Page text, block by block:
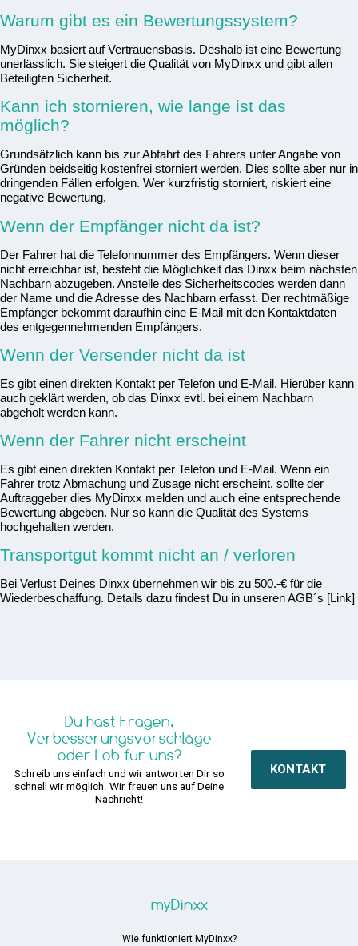
Warum gibt es ein Bewertungssystem?
MyDinxx basiert auf Vertrauensbasis. Deshalb ist eine Bewertung
unerlässlich. Sie steigert die Qualität von MyDinxx und gibt allen
Beteiligten Sicherheit.
Kann ich stornieren, wie lange ist das
möglich?
Grundsätzlich kann bis zur Abfahrt des Fahrers unter Angabe von
Gründen beidseitig kostenfrei storniert werden. Dies sollte aber nur in
dringenden Fällen erfolgen. Wer kurzfristig storniert, riskiert eine
negative Bewertung.
Wenn der Empfänger nicht da ist?
Der Fahrer hat die Telefonnummer des Empfängers. Wenn dieser
nicht erreichbar ist, besteht die Möglichkeit das Dinxx beim nächsten
Nachbarn abzugeben. Anstelle des Sicherheitscodes werden dann
der Name und die Adresse des Nachbarn erfasst. Der rechtmäßige
Empfänger bekommt daraufhin eine E-Mail mit den Kontaktdaten
des entgegennehmenden Empfängers.
Wenn der Versender nicht da ist
Es gibt einen direkten Kontakt per Telefon und E-Mail. Hierüber kann
auch geklärt werden, ob das Dinxx evtl. bei einem Nachbarn
abgeholt werden kann.
Wenn der Fahrer nicht erscheint
Es gibt einen direkten Kontakt per Telefon und E-Mail. Wenn ein
Fahrer trotz Abmachung und Zusage nicht erscheint, sollte der
Auftraggeber dies MyDinxx melden und auch eine entsprechende
Bewertung abgeben. Nur so kann die Qualität des Systems
hochgehalten werden.
Transportgut kommt nicht an / verloren
Bei Verlust Deines Dinxx übernehmen wir bis zu 500.-€ für die
Wiederbeschaffung. Details dazu findest Du in unseren AGB´s [Link]
Du hast Fragen,
Verbesserungsvorschläge
oder Lob für uns?
Schreib uns einfach und wir antworten Dir so
schnell wir möglich. Wir freuen uns auf Deine
Nachricht!
KONTAKT
myDinxx
Wie funktioniert MyDinxx?